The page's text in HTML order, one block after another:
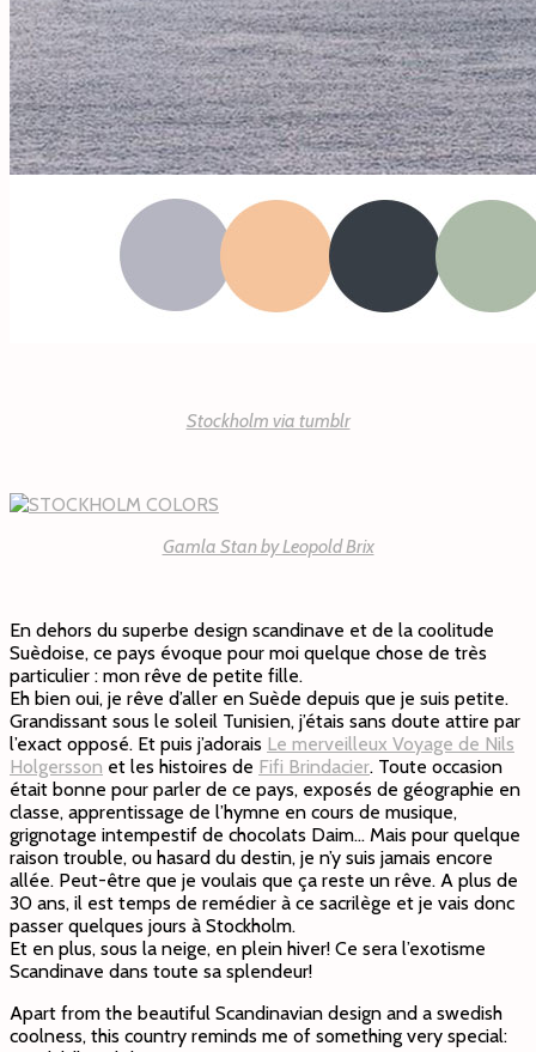
Stockholm via tumblr
Gamla Stan by Leopold Brix
En dehors du superbe design scandinave et de la coolitude
Suèdoise, ce pays évoque pour moi quelque chose de très
particulier : mon rêve de petite fille.
Eh bien oui, je rêve d’aller en Suède depuis que je suis petite.
Grandissant sous le soleil Tunisien, j’étais sans doute attire par
l’exact opposé. Et puis j’adorais Le merveilleux Voyage de Nils
Holgersson et les histoires de Fifi Brindacier. Toute occasion
était bonne pour parler de ce pays, exposés de géographie en
classe, apprentissage de l’hymne en cours de musique,
grignotage intempestif de chocolats Daim… Mais pour quelque
raison trouble, ou hasard du destin, je n’y suis jamais encore
allée. Peut-être que je voulais que ça reste un rêve. A plus de
30 ans, il est temps de remédier à ce sacrilège et je vais donc
passer quelques jours à Stockholm.
Et en plus, sous la neige, en plein hiver! Ce sera l’exotisme
Scandinave dans toute sa splendeur!
Apart from the beautiful Scandinavian design and a swedish
coolness, this country reminds me of something very special: